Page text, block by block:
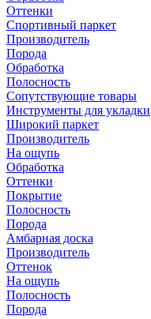
Оттенки
Спортивный паркет
Производитель
Порода
Обработка
Полосность
Сопутствующие товары
Инструменты для укладки
Широкий паркет
Производитель
На ощупь
Обработка
Оттенки
Покрытие
Полосность
Порода
Амбарная доска
Производитель
Оттенок
На ощупь
Полосность
Порода